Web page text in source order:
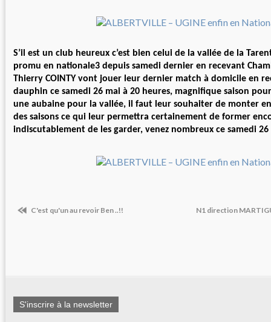
S’il est un club heureux c’est bien celui de la vallée de la
promu en nationale3 depuis samedi dernier en recevant
Thierry COINTY vont jouer leur dernier match à domicile en
dauphin ce samedi 26 mai à 20 heures, magnifique saison
une aubaine pour la vallée, il faut leur souhaiter de monter
des saisons ce qui leur permettra certainement de former
indiscutablement de les garder, venez nombreux ce samedi
C'est qu'un au revoir Ben ..!! N1 direction
S'inscrire à la newsletter